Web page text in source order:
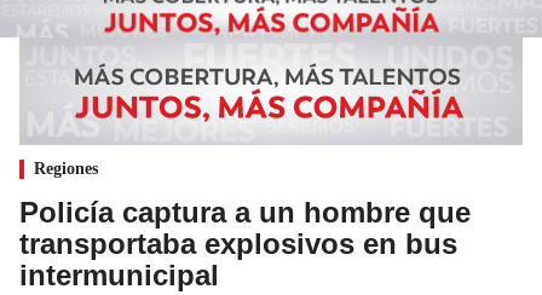
Regiones
Policía captura a un hombre que
transportaba explosivos en bus
intermunicipal